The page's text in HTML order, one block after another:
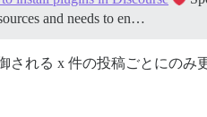
and needs to en…
される x 件の投稿ごとにのみ